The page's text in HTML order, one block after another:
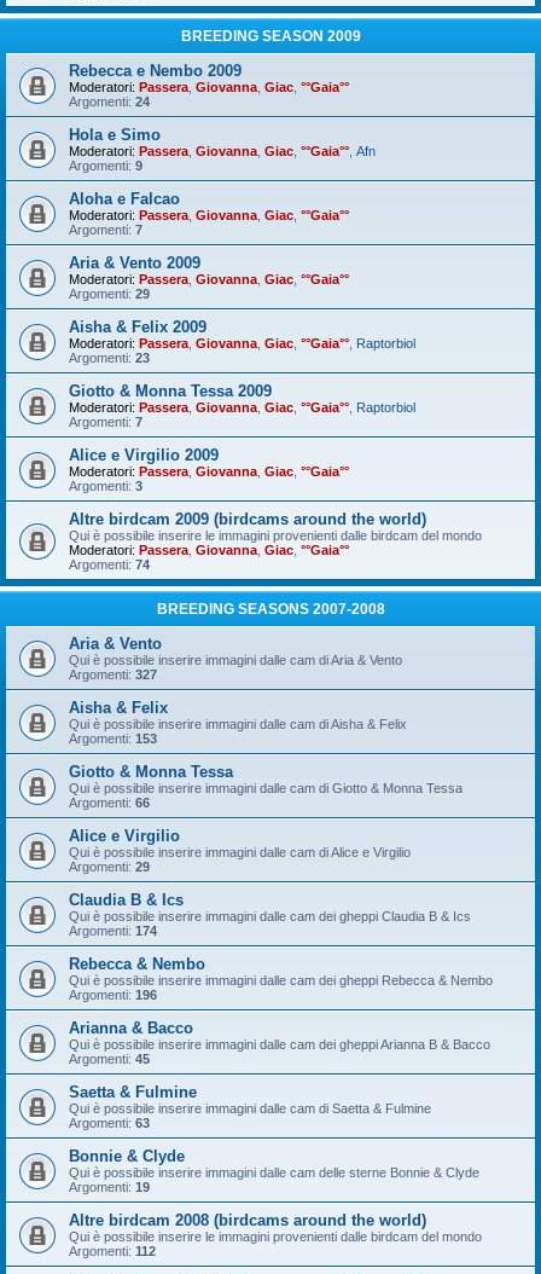
BREEDING SEASON 2009
Rebecca e Nembo 2009
Moderatori: Passera Giovanna Giac °°Gaia°°
Argomenti: 24
Hola e Simo
Moderatori: Passera Giovanna Giac °°Gaia°° Afn
Argomenti: 9
Aloha e Falcao
Moderatori: Passera Giovanna Giac °°Gaia°°
Argomenti: 7
Aria & Vento 2009
Moderatori: Passera Giovanna Giac °°Gaia°°
Argomenti: 29
Aisha & Felix 2009
Moderatori: Passera Giovanna Giac °°Gaia°° Raptorbiol
Argomenti: 23
Giotto & Monna Tessa 2009
Moderatori: Passera Giovanna Giac °°Gaia°° Raptorbiol
Argomenti: 7
Alice e Virgilio 2009
Moderatori: Passera Giovanna Giac °°Gaia°°
Argomenti: 3
Altre birdcam 2009 (birdcams around the world)
Qui è possibile inserire le immagini provenienti dalle birdcam del mondo
Moderatori: Passera Giovanna Giac °°Gaia°°
Argomenti: 74
BREEDING SEASONS 2007-2008
Aria & Vento
Qui è possibile inserire immagini dalle cam di Aria & Vento
Argomenti: 327
Aisha & Felix
Qui è possibile inserire immagini dalle cam di Aisha & Felix
Argomenti: 153
Giotto & Monna Tessa
Qui è possibile inserire immagini dalle cam di Giotto & Monna Tessa
Argomenti: 66
Alice e Virgilio
Qui è possibile inserire immagini dalle cam di Alice e Virgilio
Argomenti: 29
Claudia B & Ics
Qui è possibile inserire immagini dalle cam dei gheppi Claudia B & Ics
Argomenti: 174
Rebecca & Nembo
Qui è possibile inserire immagini dalle cam dei gheppi Rebecca & Nembo
Argomenti: 196
Arianna & Bacco
Qui è possibile inserire immagini dalle cam dei gheppi Arianna B & Bacco
Argomenti: 45
Saetta & Fulmine
Qui è possibile inserire immagini dalle cam di Saetta & Fulmine
Argomenti: 63
Bonnie & Clyde
Qui è possibile inserire immagini dalle cam delle sterne Bonnie & Clyde
Argomenti: 19
Altre birdcam 2008 (birdcams around the world)
Qui è possibile inserire le immagini provenienti dalle birdcam del mondo
Argomenti: 112